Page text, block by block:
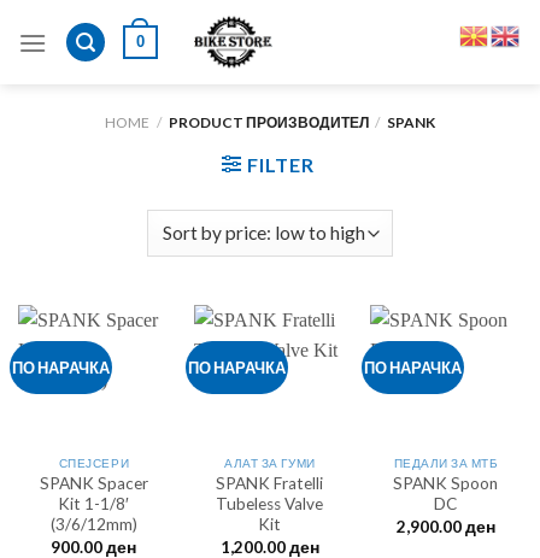
0
HOME / PRODUCT ПРОИЗВОДИТЕЛ / SPANK
FILTER
ПО НАРАЧКА
СПЕЈСЕРИ
SPANK Spacer
Kit 1-1/8′
(3/6/12mm)
900.00ден
ПО НАРАЧКА
АЛАТ ЗА ГУМИ
SPANK Fratelli
Tubeless Valve
Kit
1,200.00ден
ПО НАРАЧКА
ПЕДАЛИ ЗА МТБ
SPANK Spoon
DC
2,900.00ден